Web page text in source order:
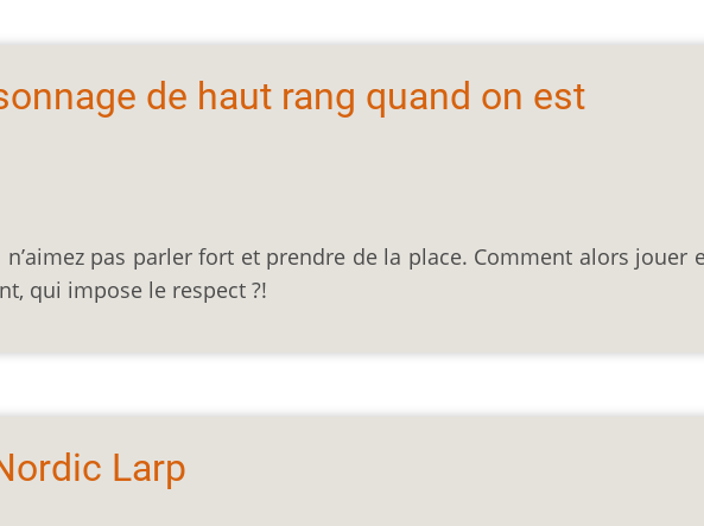
de haut rang quand on est
n’aimez pas parler fort et prendre de la place. Comment alors jouer
qui impose le respect ?!
Larp